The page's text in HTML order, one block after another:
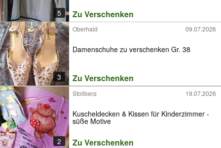
5 Zu Verschenken
3
Oberhaid 09.07.2026
Damenschuhe zu verschenken Gr. 38
Zu Verschenken
2
Stollberg 19.07.2026
Kuscheldecken & Kissen für Kinderzimmer -
süße Motive
Zu Verschenken